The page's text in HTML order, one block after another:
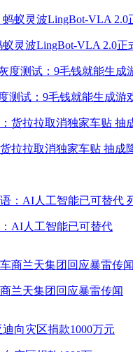
灵波LingBot-VLA 2.0正
测试：9毛钱就能生成游
拉拉取消独家车贴 抽成
AI人工智能已可替代
兰天集团回应暴雷传闻